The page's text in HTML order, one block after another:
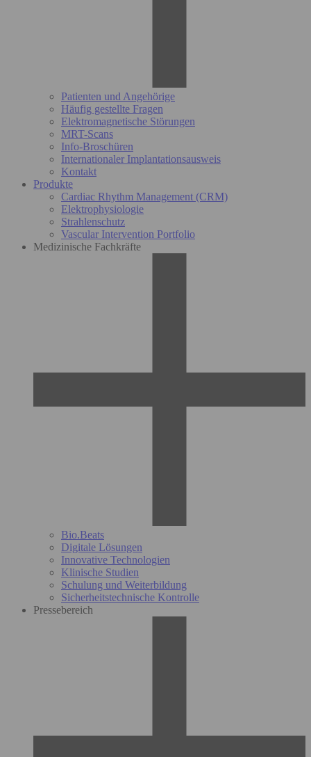
Patienten und Angehörige
Häufig gestellte Fragen
Elektromagnetische Störungen
MRT-Scans
Info-Broschüren
Internationaler Implantationsausweis
Kontakt
Produkte
Cardiac Rhythm Management (CRM)
Elektrophysiologie
Strahlenschutz
Vascular Intervention Portfolio
Medizinische Fachkräfte
Bio.Beats
Digitale Lösungen
Innovative Technologien
Klinische Studien
Schulung und Weiterbildung
Sicherheitstechnische Kontrolle
Pressebereich